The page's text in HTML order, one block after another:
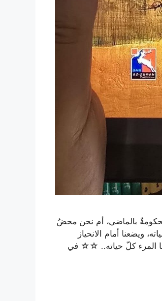
محكومةٌ بالماضي، أم نحن محضُ
ويضعنا أمام الانحياز
المرء كلّ حياته.. ☆☆ في